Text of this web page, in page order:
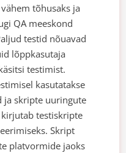
tõhusaks ja
QA meeskond
testid nõuavad
lõppkasutaja
testimist.
kasutatakse
ja skripte uuringute
testiskripte
Skript
platvormide jaoks